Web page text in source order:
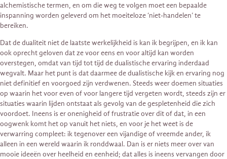
alchemistische termen, en om die weg te volgen moet een bepaalde
inspanning worden geleverd om het moeiteloze ‘niet-handelen’ te
bereiken.
Dat de dualiteit niet de laatste werkelijkheid is kan ik begrijpen, en ik kan
ook oprecht geloven dat ze voor eens en voor altijd kan worden
overstegen, omdat van tijd tot tijd de dualistische ervaring inderdaad
wegvalt. Maar het punt is dat daarmee de dualistische kijk en ervaring nog
niet definitief en voorgoed zijn verdwenen. Steeds weer doemen situaties
op waarin het voor even of voor langere tijd vergeten wordt, steeds zijn er
situaties waarin lijden ontstaat als gevolg van de gespletenheid die zich
voordoet. Ineens is er onenigheid of frustratie over dit of dat, in een
oogwenk komt het op vanuit het niets, en voor je het weet is de
verwarring compleet: ik tegenover een vijandige of vreemde ander, ik
alleen in een wereld waarin ik ronddwaal. Dan is er niets meer over van
mooie ideeën over heelheid en eenheid; dat alles is ineens vervangen door